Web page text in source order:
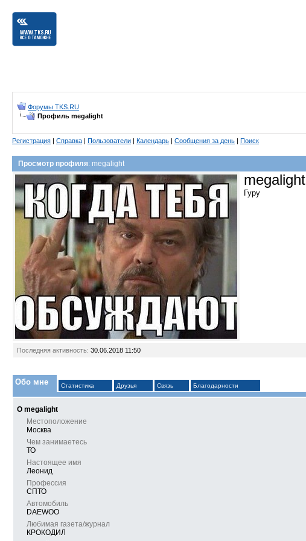
Форумы TKS.RU
Профиль megalight
Регистрация | Справка | Пользователи | Календарь | Сообщения за день | Поиск
Просмотр профиля: megalight
megalight
Гуру
Последняя активность: 30.06.2018 11:50
Обо мне Статистика Друзья Связь Благодарности
О megalight
Местоположение
Москва
Чем занимаетесь
ТО
Настоящее имя
Леонид
Профессия
СПТО
Автомобиль
DAEWOО
Любимая газета/журнал
КРОКОДИЛ